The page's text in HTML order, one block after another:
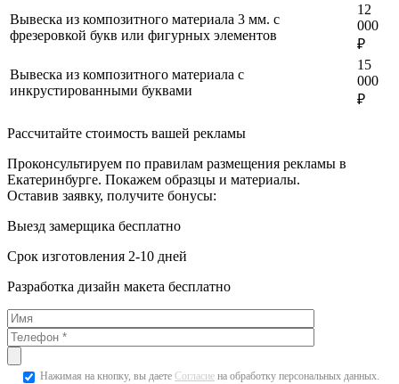
Вывеска из композитного материала 3 мм. с
фрезеровкой букв или фигурных элементов
12
000
₽
Вывеска из композитного материала с
инкрустированными буквами
15
000
₽
Рассчитайте стоимость вашей рекламы
Проконсультируем по правилам размещения рекламы в
Екатеринбурге. Покажем образцы и материалы.
Оставив заявку, получите бонусы:
Выезд замерщика бесплатно
Срок изготовления 2-10 дней
Разработка дизайн макета бесплатно
Нажимая на кнопку, вы даете Согласие на обработку персональных данных.